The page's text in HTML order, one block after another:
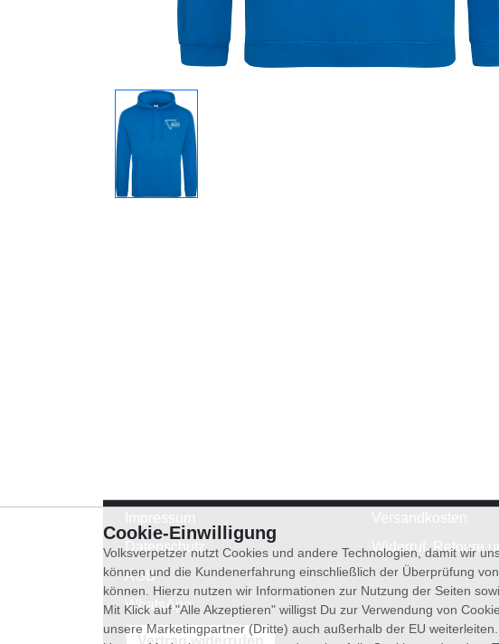
Datenschutz
AGB
WhatsApp
Widerruf, Retoure
Vertrag widerrufen
Cookie-Einwilligung
Volksverpetzer nutzt Cookies und andere Technologien, damit wir
können und die Kundenerfahrung einschließlich der Überprüfung
können. Hierzu nutzen wir Informationen zur Nutzung der Seiten
Mit Klick auf "Alle Akzeptieren" willigst Du zur Verwendung von
unsere Marketingpartner (Dritte) auch außerhalb der EU weiterleiten.